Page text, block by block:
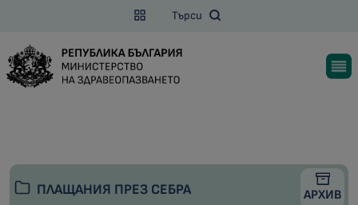
Търси
ПЛАЩАНИЯ ПРЕЗ СЕБРА АРХИВ